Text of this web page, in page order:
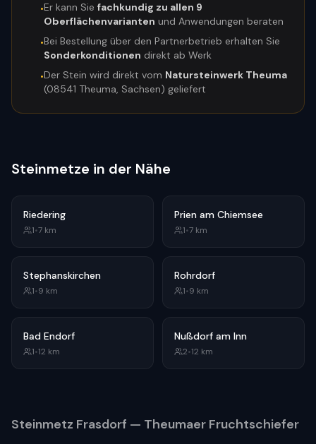
•Er kann Sie fachkundig zu allen 9
Oberflächenvarianten und Anwendungen beraten
•Bei Bestellung über den Partnerbetrieb erhalten Sie
Sonderkonditionen direkt ab Werk
•Der Stein wird direkt vom Natursteinwerk Theuma
(08541 Theuma, Sachsen) geliefert
Steinmetze in der Nähe
Riedering
1•7 km
Prien am Chiemsee
1•7 km
Stephanskirchen
1•9 km
Rohrdorf
1•9 km
Bad Endorf
1•12 km
Nußdorf am Inn
2•12 km
Steinmetz Frasdorf — Theumaer Fruchtschiefer